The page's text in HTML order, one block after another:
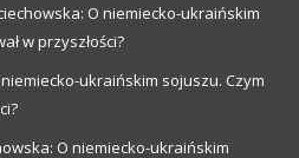
O niemiecko-ukraińskim
w przyszłości?
ukraińskim sojuszu. Czym
O niemiecko-ukraińskim